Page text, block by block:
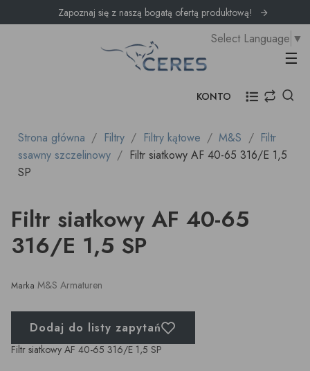
Zapoznaj się z naszą bogatą ofertą produktową!
☰
Select Language ▼
KONTO
Strona główna Filtry Filtry kątowe M&S
Filtr
ssawny szczelinowy
Filtr siatkowy AF 40-65 316/E 1,5
SP
Filtr siatkowy AF 40-65
316/E 1,5 SP
Marka M&S Armaturen
Dodaj do listy zapytań
Filtr siatkowy AF 40-65 316/E 1,5 SP